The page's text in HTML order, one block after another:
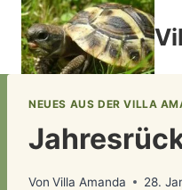
Zum
Inhalt
springen
NEUES AUS DER VILLA
Von Villa Amanda 28.